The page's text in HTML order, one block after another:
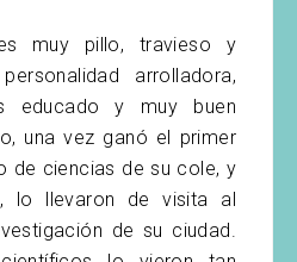
muy pillo, travieso y
arrolladora,
y muy buen
una vez ganó el primer
de ciencias de su cole, y
lo llevaron de visita al
de su ciudad.